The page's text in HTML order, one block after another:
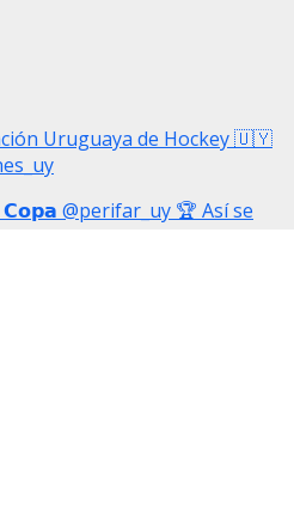
Uruguaya de Hockey 🇺🇾
@perifar_uy 🏆 Así se